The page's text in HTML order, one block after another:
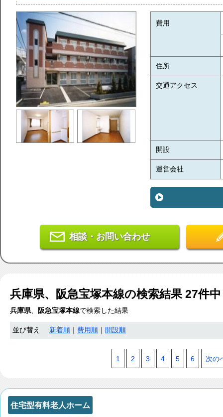
費用
住所
交通アクセス
開設
運営会社
相談・お問い合わせ
兵庫県、阪急宝塚本線の検索結果 27件
兵庫県、 阪急宝塚本線で検索した結果
並び替え 新着順 費用順 開設順
1 2 3 4 5 6 次の
住宅型有料老人ホーム